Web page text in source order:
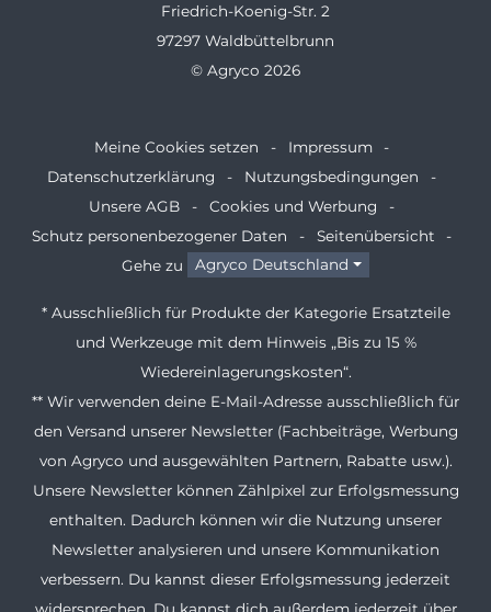
Friedrich-Koenig-Str. 2
97297 Waldbüttelbrunn
© Agryco 2026
Meine Cookies setzen
Impressum
Datenschutzerklärung
Nutzungsbedingungen
Unsere AGB
Cookies und Werbung
Schutz personenbezogener Daten
Seitenübersicht
Gehe zu
Agryco Deutschland
* Ausschließlich für Produkte der Kategorie Ersatzteile
und Werkzeuge mit dem Hinweis „Bis zu 15 %
Wiedereinlagerungskosten“.
** Wir verwenden deine E-Mail-Adresse ausschließlich für
den Versand unserer Newsletter (Fachbeiträge, Werbung
von Agryco und ausgewählten Partnern, Rabatte usw.).
Unsere Newsletter können Zählpixel zur Erfolgsmessung
enthalten. Dadurch können wir die Nutzung unserer
Newsletter analysieren und unsere Kommunikation
verbessern. Du kannst dieser Erfolgsmessung jederzeit
widersprechen. Du kannst dich außerdem jederzeit über